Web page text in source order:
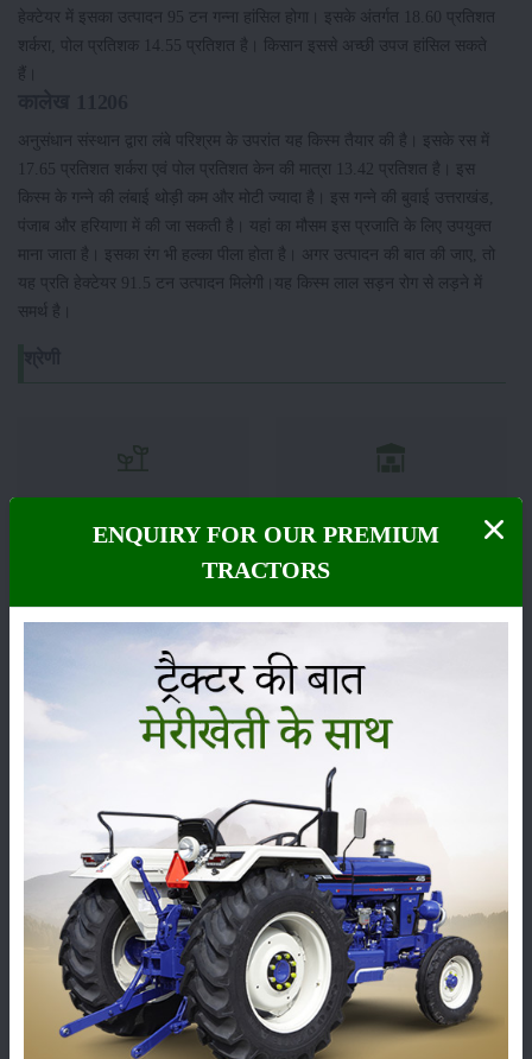
हेक्टेयर में इसका उत्पादन 95 टन गन्ना हांसिल होगा। इसके अंतर्गत 18.60 प्रतिशत
शर्करा, पोल प्रतिशक 14.55 प्रतिशत है। किसान इससे अच्छी उपज हांसिल सकते
हैं।
अनुसंधान संस्थान द्वारा लंबे परिश्रम के उपरांत यह किस्म तैयार की है। इसके रस में
17.65 प्रतिशत शर्करा एवं पोल प्रतिशत केन की मात्रा 13.42 प्रतिशत है। इस
किस्म के गन्ने की लंबाई थोड़ी कम और मोटी ज्यादा है। इस गन्ने की बुवाई उत्तराखंड,
पंजाब और हरियाणा में की जा सकती है। यहां का मौसम इस प्रजाति के लिए उपयुक्त
माना जाता है। इसका रंग भी हल्का पीला होता है। अगर उत्पादन की बात की जाए, तो
यह प्रति हेक्टेयर 91.5 टन उत्पादन मिलेगी।यह किस्म लाल सड़न रोग से लड़ने में
समर्थ है।
कीटनाशक
सम्पादकीय अन्य
पूसा बासमती 1882: सूखे में भी बेहतरीन उत्पादन देने वाली
भारत की पहली सूखा-सहिष्णु बासमती किस्म
22-Jun-2026
ENQUIRY FOR OUR PREMIUM
TRACTORS